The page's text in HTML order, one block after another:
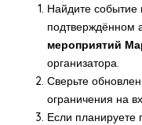
Найдите
подтверждённом
мероприятий
организатора.
Сверьте
ограничения на
Если планируете